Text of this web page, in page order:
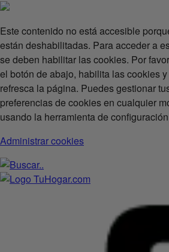
Este contenido no está accesible
están deshabilitadas. Para acceder a
se deben habilitar las cookies. Por
el botón de abajo, habilita las cookies
refresca la página. Puedes gestionar
preferencias de cookies en cualquier
usando la herramienta de
Administrar cookies